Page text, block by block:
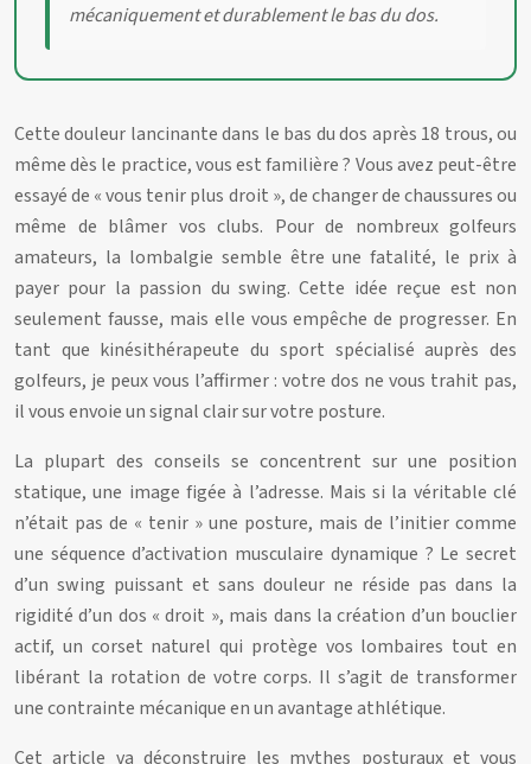
mécaniquement et durablement le bas du dos.
Cette douleur lancinante dans le bas du dos après 18 trous, ou
même dès le practice, vous est familière ? Vous avez peut-être
essayé de « vous tenir plus droit », de changer de chaussures ou
même de blâmer vos clubs. Pour de nombreux golfeurs
amateurs, la lombalgie semble être une fatalité, le prix à
payer pour la passion du swing. Cette idée reçue est non
seulement fausse, mais elle vous empêche de progresser. En
tant que kinésithérapeute du sport spécialisé auprès des
golfeurs, je peux vous l’affirmer : votre dos ne vous trahit pas,
il vous envoie un signal clair sur votre posture.
La plupart des conseils se concentrent sur une position
statique, une image figée à l’adresse. Mais si la véritable clé
n’était pas de « tenir » une posture, mais de l’initier comme
une séquence d’activation musculaire dynamique ? Le secret
d’un swing puissant et sans douleur ne réside pas dans la
rigidité d’un dos « droit », mais dans la création d’un bouclier
actif, un corset naturel qui protège vos lombaires tout en
libérant la rotation de votre corps. Il s’agit de transformer
une contrainte mécanique en un avantage athlétique.
Cet article va déconstruire les mythes posturaux et vous